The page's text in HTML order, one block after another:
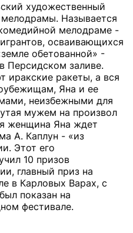
художественный
Называется
мелодраме -
осваивающихся
обетованной» -
Персидском заливе.
иракские ракеты, а вся
Яна и ее
неизбежными для
мужем на произвол
женщина Яна ждет
А. Каплун - «из
Этот его
10 призов
главный приз на
в Карловых Варах, с
показан на
фестивале.